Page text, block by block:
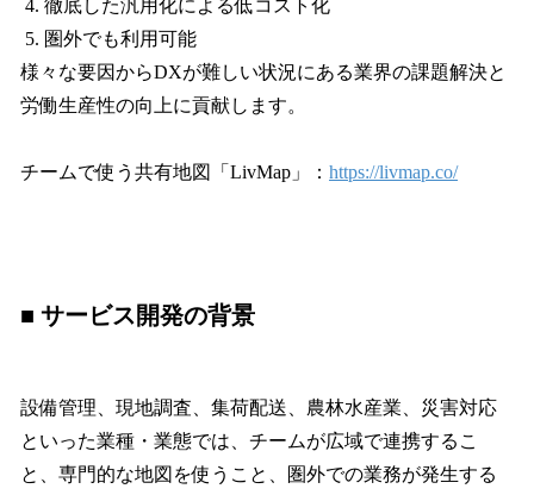
徹底した汎用化による低コスト化
圏外でも利用可能
様々な要因からDXが難しい状況にある業界の課題解決と
労働生産性の向上に貢献します。
チームで使う共有地図「LivMap」： https://livmap.co/
■ サービス開発の背景
設備管理、現地調査、集荷配送、農林水産業、災害対応
といった業種・業態では、チームが広域で連携するこ
と、専門的な地図を使うこと、圏外での業務が発生する